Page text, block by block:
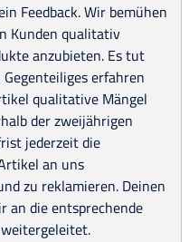
Feedback. Wir bemühen
Kunden qualitativ
anzubieten. Es tut
erfahren
qualitative Mängel
der zweijährigen
jederzeit die
an uns
zu reklamieren. Deinen
an die entsprechende